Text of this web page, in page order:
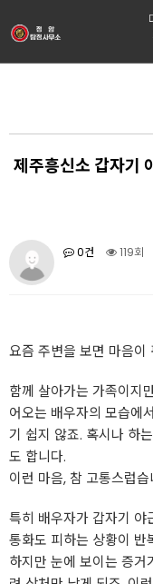
제주흥신소 갑자기
0건 119회
요즘 주변을 보면 마음이
함께 살아가는 가족이지
어오는 배우자의 모습에
기 쉽지 않죠. 혹시나 하
도 합니다.
이런 마음, 참 고통스럽습
특히 배우자가 갑자기 야
통화도 피하는 상황이 반
하지만 눈에 보이는 증거